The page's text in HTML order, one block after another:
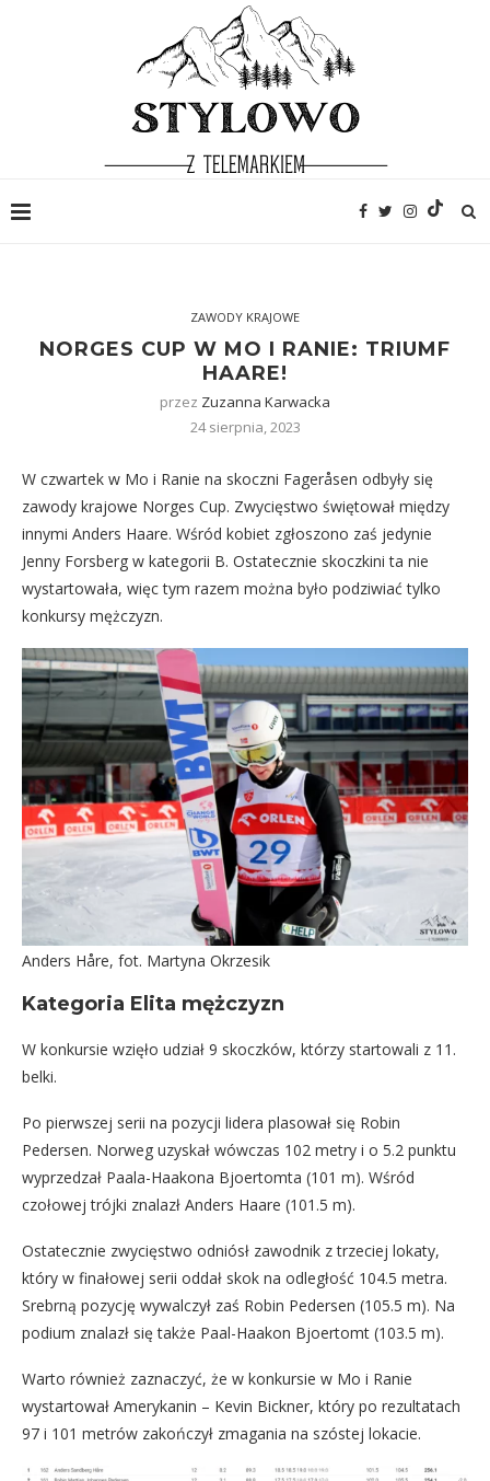
ZAWODY KRAJOWE
NORGES CUP W MO I RANIE: TRIUMF
HAARE!
przez Zuzanna Karwacka
24 sierpnia, 2023
W czwartek w Mo i Ranie na skoczni Fageråsen odbyły się
zawody krajowe Norges Cup. Zwycięstwo świętował między
innymi Anders Haare. Wśród kobiet zgłoszono zaś jedynie
Jenny Forsberg w kategorii B. Ostatecznie skoczkini ta nie
wystartowała, więc tym razem można było podziwiać tylko
konkursy mężczyzn.
Anders Håre, fot. Martyna Okrzesik
Kategoria Elita mężczyzn
W konkursie wzięło udział 9 skoczków, którzy startowali z 11.
belki.
Po pierwszej serii na pozycji lidera plasował się Robin
Pedersen. Norweg uzyskał wówczas 102 metry i o 5.2 punktu
wyprzedzał Paala-Haakona Bjoertomta (101 m). Wśród
czołowej trójki znalazł Anders Haare (101.5 m).
Ostatecznie zwycięstwo odniósł zawodnik z trzeciej lokaty,
który w finałowej serii oddał skok na odległość 104.5 metra.
Srebrną pozycję wywalczył zaś Robin Pedersen (105.5 m). Na
podium znalazł się także Paal-Haakon Bjoertomt (103.5 m).
Warto również zaznaczyć, że w konkursie w Mo i Ranie
wystartował Amerykanin – Kevin Bickner, który po rezultatach
97 i 101 metrów zakończył zmagania na szóstej lokacie.